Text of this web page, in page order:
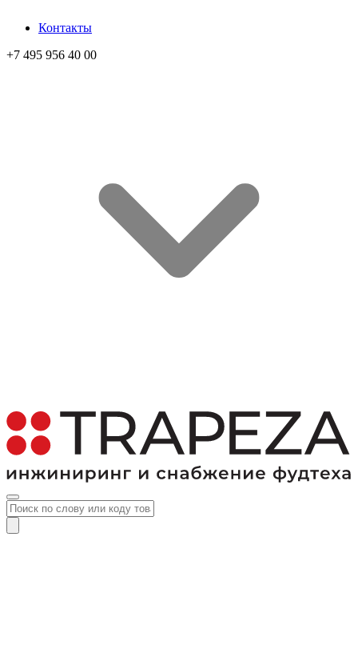
Контакты
+7 495 956 40 00